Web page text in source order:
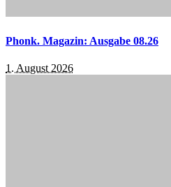
Phonk. Magazin: Ausgabe 08.26
1. August 2026